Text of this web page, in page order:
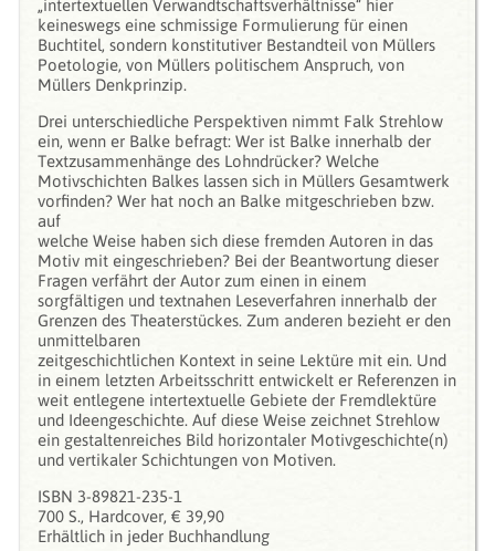
„intertextuellen Verwandtschaftsverhältnisse“ hier
keineswegs eine schmissige Formulierung für einen
Buchtitel, sondern konstitutiver Bestandteil von Müllers
Poetologie, von Müllers politischem Anspruch, von
Müllers Denkprinzip.
Drei unterschiedliche Perspektiven nimmt Falk Strehlow
ein, wenn er Balke befragt: Wer ist Balke innerhalb der
Textzusammenhänge des Lohndrücker? Welche
Motivschichten Balkes lassen sich in Müllers Gesamtwerk
vorfinden? Wer hat noch an Balke mitgeschrieben bzw.
auf
welche Weise haben sich diese fremden Autoren in das
Motiv mit eingeschrieben? Bei der Beantwortung dieser
Fragen verfährt der Autor zum einen in einem
sorgfältigen und textnahen Leseverfahren innerhalb der
Grenzen des Theaterstückes. Zum anderen bezieht er den
unmittelbaren
zeitgeschichtlichen Kontext in seine Lektüre mit ein. Und
in einem letzten Arbeitsschritt entwickelt er Referenzen in
weit entlegene intertextuelle Gebiete der Fremdlektüre
und Ideengeschichte. Auf diese Weise zeichnet Strehlow
ein gestaltenreiches Bild horizontaler Motivgeschichte(n)
und vertikaler Schichtungen von Motiven.
ISBN 3-89821-235-1
700 S., Hardcover, € 39,90
Erhältlich in jeder Buchhandlung